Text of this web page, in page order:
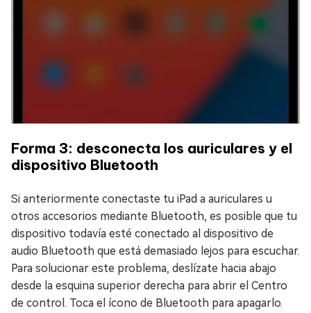
Forma 3: desconecta los auriculares y el
dispositivo Bluetooth
Si anteriormente conectaste tu iPad a auriculares u
otros accesorios mediante Bluetooth, es posible que tu
dispositivo todavía esté conectado al dispositivo de
audio Bluetooth que está demasiado lejos para escuchar.
Para solucionar este problema, deslízate hacia abajo
desde la esquina superior derecha para abrir el Centro
de control. Toca el ícono de Bluetooth para apagarlo.